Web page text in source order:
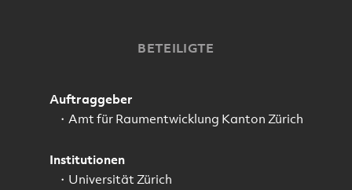
BETEILIGTE
Auftraggeber
Amt für Raumentwicklung Kanton Zürich
Institutionen
Universität Zürich